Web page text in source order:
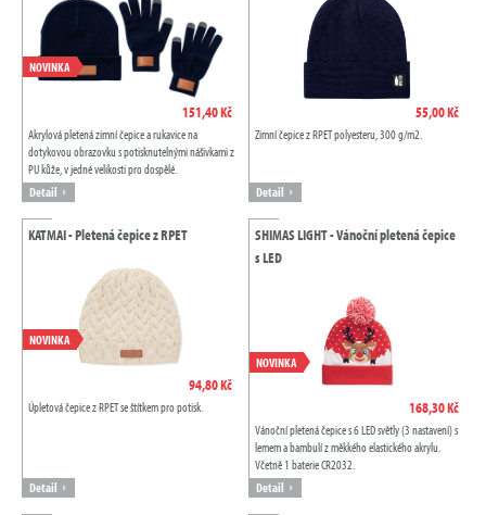
NOVINKA
151,40 Kč
Akrylová pletená zimní čepice a rukavice na
dotykovou obrazovku s potisknutelnými nášivkami z
PU kůže, v jedné velikosti pro dospělé.
Detail
55,00 Kč
Zimní čepice z RPET polyesteru, 300 g/m2.
Detail
KATMAI - Pletená čepice z RPET
NOVINKA
94,80 Kč
Úpletová čepice z RPET se štítkem pro potisk.
Detail
SHIMAS LIGHT - Vánoční pletená čepice
s LED
NOVINKA
168,30 Kč
Vánoční pletená čepice s 6 LED světly (3 nastavení) s
lemem a bambulí z měkkého elastického akrylu.
Včetně 1 baterie CR2032.
Detail